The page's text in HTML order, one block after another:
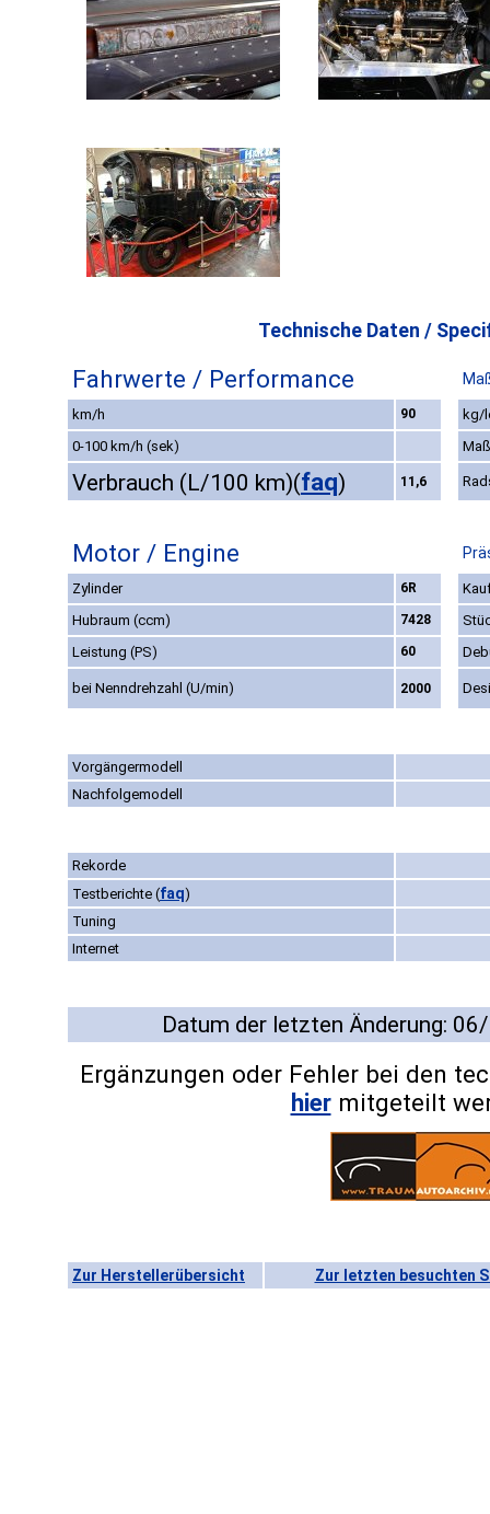
Technische Daten /
Fahrwerte / Performance
km/h 90
kg/
0-100 km/h (sek)
Verbrauch (L/100 km)(faq) 11,6
Motor / Engine
Zylinder 6R
Hubraum (ccm)
7428
Leistung (PS)
60
bei Nenndrehzahl (U/min) 2000
Vorgängermodell
Nachfolgemodell
Rekorde
Testberichte (faq)
Tuning
Internet
Datum der letzten Änderung:
Ergänzungen oder Fehler bei den
hiermitgeteilt
Zur Herstellerübersicht Zur letzten besuchten